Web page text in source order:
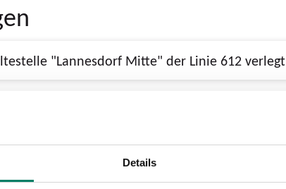
Details
00:00 - 17.11.2026, 00:00, Haltestelle "Lannesdorf Mitte" der Linie 612 verlegt